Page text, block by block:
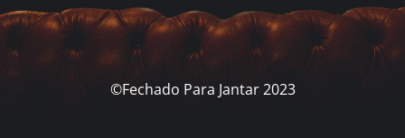
©Fechado Para Jantar 2023